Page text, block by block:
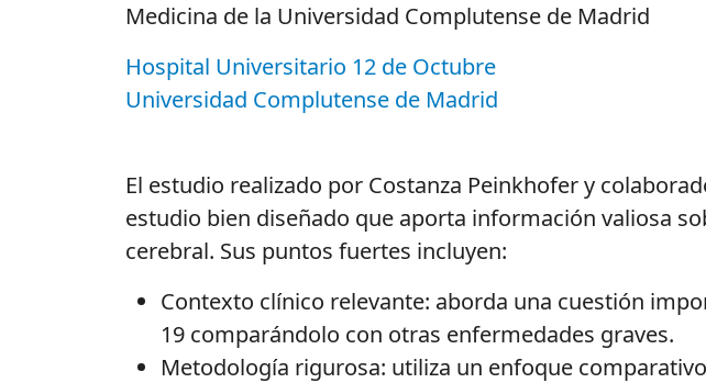
Medicina de la Universidad Complutense de Madrid
Hospital Universitario 12 de Octubre
Universidad Complutense de Madrid
El estudio realizado por Costanza Peinkhofery
estudio bien diseñado que aporta información valiosa
cerebral. Sus puntos fuertes incluyen:
Contexto clínico relevante: aborda una cuestión
19 comparándolo con otras enfermedades graves.
Metodología rigurosa: utiliza un enfoque